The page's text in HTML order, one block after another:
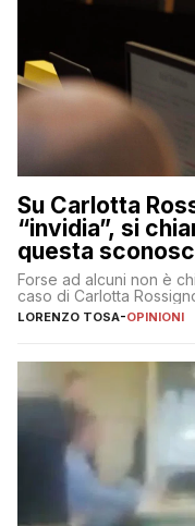
Su Carlotta
“invidia”, si
questa
Forse ad alcuni non è
caso di Carlotta
LORENZO TOSA-OPINIONI